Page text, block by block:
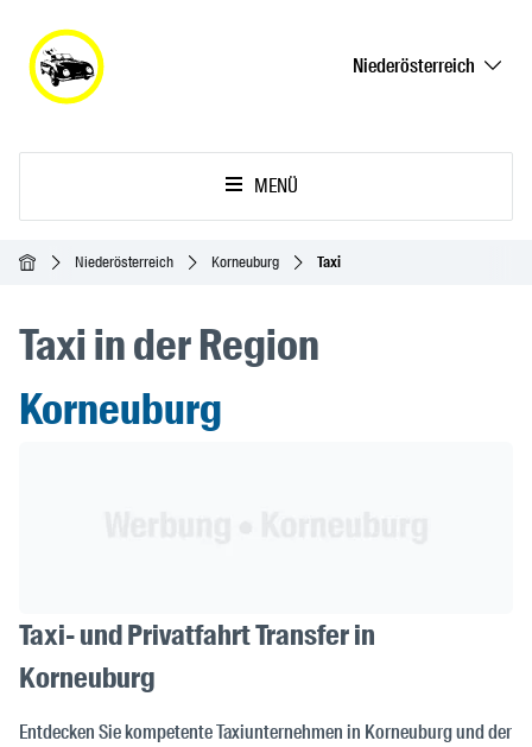
Niederösterreich
MENÜ
StartseiteNiederösterreich Korneuburg Taxi
Taxi in der Region
Korneuburg
Taxi- und Privatfahrt Transfer in
Korneuburg
Entdecken Sie kompetente Taxiunternehmen in Korneuburg und der